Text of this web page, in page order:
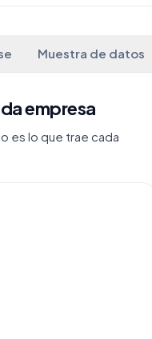
Muestra de datos
empresa
es lo que trae cada